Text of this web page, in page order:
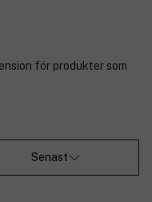
för produkter som
Senast